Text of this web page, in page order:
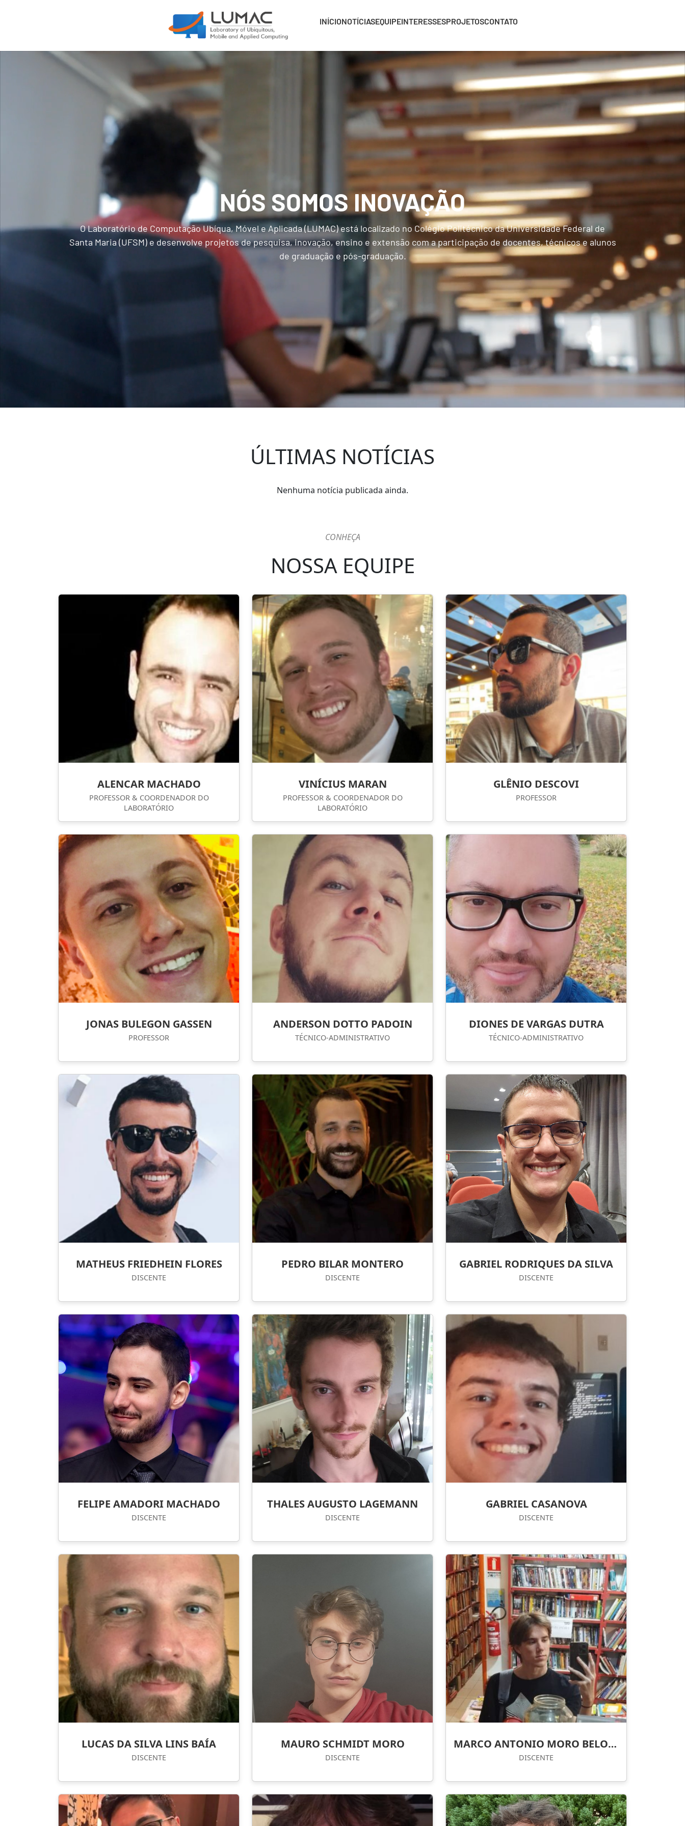
INÍCIONOTÍCIASEQUIPEINTERESSESPROJETOSCONTATO
NÓS SOMOS INOVAÇÃO
O Laboratório de Computação Ubíqua, Móvel e Aplicada (LUMAC) está localizado no Colégio Politécnico da Universidade Federal de
Santa Maria (UFSM) e desenvolve projetos de pesquisa, inovação, ensino e extensão com a participação de docentes, técnicos e alunos
de graduação e pós-graduação.
ÚLTIMAS NOTÍCIAS
Nenhuma notícia publicada ainda.
CONHEÇA
NOSSA EQUIPE
ALENCAR MACHADO
PROFESSOR & COORDENADOR DO
LABORATÓRIO
VINÍCIUS MARAN
PROFESSOR & COORDENADOR DO
LABORATÓRIO
GLÊNIO DESCOVI
PROFESSOR
JONAS BULEGON GASSEN
PROFESSOR
ANDERSON DOTTO PADOIN
TÉCNICO-ADMINISTRATIVO
DIONES DE VARGAS DUTRA
TÉCNICO-ADMINISTRATIVO
MATHEUS FRIEDHEIN FLORES
DISCENTE
PEDRO BILAR MONTERO
DISCENTE
GABRIEL RODRIQUES DA SILVA
DISCENTE
FELIPE AMADORI MACHADO
DISCENTE
THALES AUGUSTO LAGEMANN
DISCENTE
GABRIEL CASANOVA
DISCENTE
LUCAS DA SILVA LINS BAÍA
DISCENTE
MAURO SCHMIDT MORO
DISCENTE
MARCO ANTONIO MORO BELOUS
DISCENTE